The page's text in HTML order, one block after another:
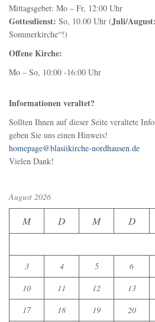
Mittagsgebet: Mo – Fr, 12:00 Uhr
Gottesdienst: So, 10.00 Uhr (Juli/August:
Sommerkirche“!)
Offene Kirche:
Mo – So, 10:00 -16:00 Uhr
Informationen veraltet?
Sollten Ihnen auf dieser Seite veraltete
geben Sie uns einen Hinweis!
homepage@blasiikirche-nordhausen.de
Vielen Dank!
August 2026
M D M D
3
4 5 6
10
11 12 13
17
18 19 20